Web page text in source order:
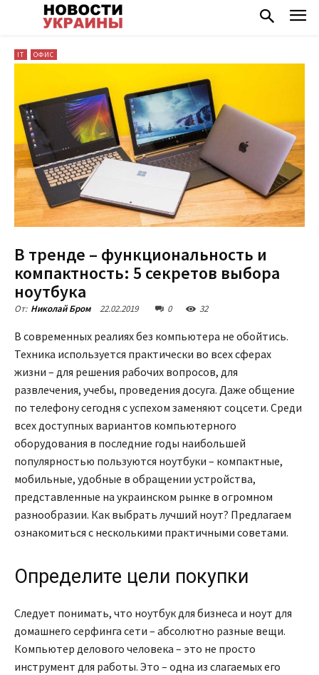
IT ОФИС
В тренде – функциональность и
компактность: 5 секретов выбора
ноутбука
От: Николай Бром 22.02.2019 0 32
В современных реалиях без компьютера не обойтись.
Техника используется практически во всех сферах
жизни – для решения рабочих вопросов, для
развлечения, учебы, проведения досуга. Даже общение
по телефону сегодня с успехом заменяют соцсети. Среди
всех доступных вариантов компьютерного
оборудования в последние годы наибольшей
популярностью пользуются ноутбуки – компактные,
мобильные, удобные в обращении устройства,
представленные на украинском рынке в огромном
разнообразии. Как выбрать лучший ноут? Предлагаем
ознакомиться с несколькими практичными советами.
Определите цели покупки
Следует понимать, что ноутбук для бизнеса и ноут для
домашнего серфинга сети – абсолютно разные вещи.
Компьютер делового человека – это не просто
инструмент для работы. Это – одна из слагаемых его